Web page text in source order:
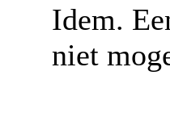
Idem.
niet